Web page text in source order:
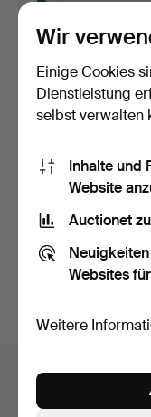
ANDY WARHOL.
Grünes Auto
Beendet 10. Apr 2022
358 USD
Auktionsarchiv
Sie suchen in
Wir
Einige Cookies
Dienstleistung
selbst verwalten
Inhalte und
Website
Auctionet
Websites
Weitere